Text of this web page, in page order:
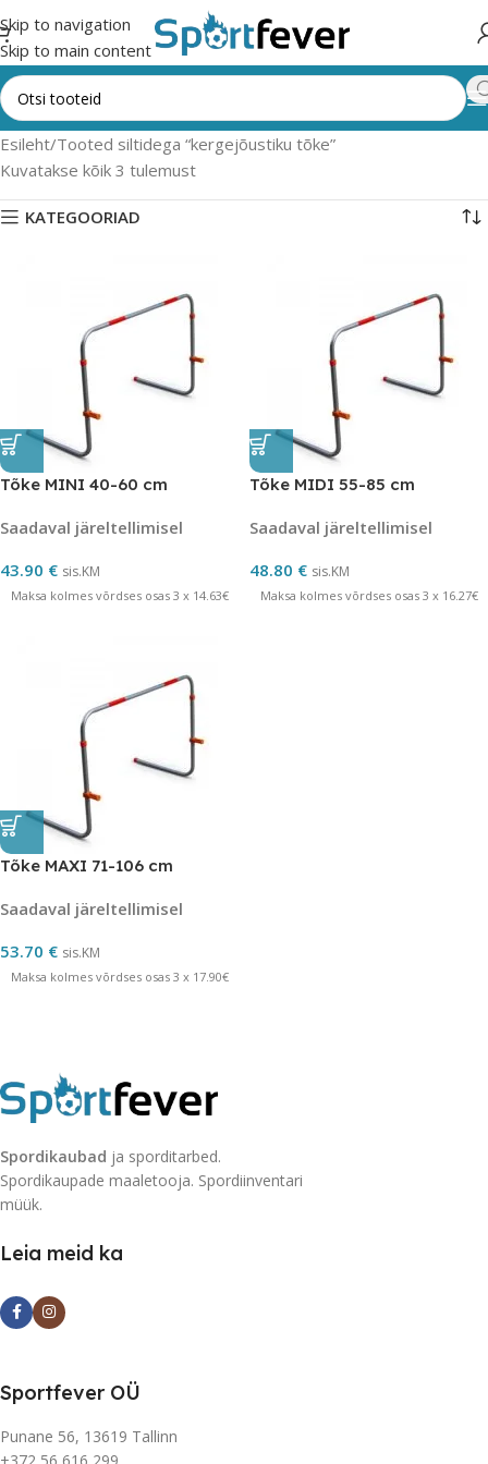
Skip to navigation
Skip to main content
Esileht Tooted siltidega “kergejõustiku tõke”
Kuvatakse kõik 3 tulemust
KATEGOORIAD
Tõke MINI 40-60 cm
Saadaval järeltellimisel
43.90 € sis.KM
Maksa kolmes võrdses osas 3 x 14.63€
Tõke MIDI 55-85 cm
Saadaval järeltellimisel
48.80 € sis.KM
Maksa kolmes võrdses osas 3 x 16.27€
Tõke MAXI 71-106 cm
Saadaval järeltellimisel
53.70 € sis.KM
Maksa kolmes võrdses osas 3 x 17.90€
Spordikaubad ja sporditarbed.
Spordikaupade maaletooja. Spordiinventari
müük.
Leia meid ka
Sportfever OÜ
Punane 56, 13619 Tallinn